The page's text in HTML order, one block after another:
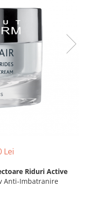
Lei
Riduri Active
Anti-Imbatranire